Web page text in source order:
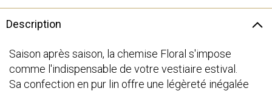
Description
Saison après saison, la chemise Floral s'impose
comme l'indispensable de votre vestiaire estival.
Sa confection en pur lin offre une légèreté inégalée